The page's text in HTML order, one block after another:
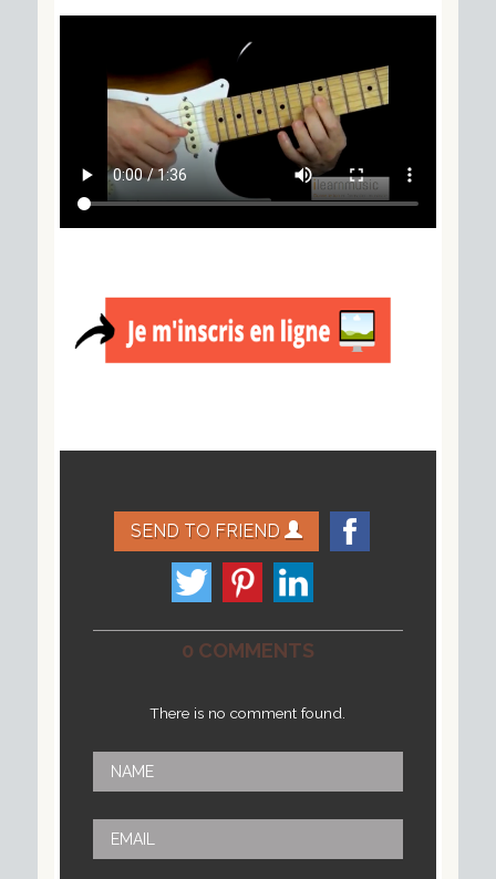
SEND TO FRIEND
0 COMMENTS
There is no comment found.